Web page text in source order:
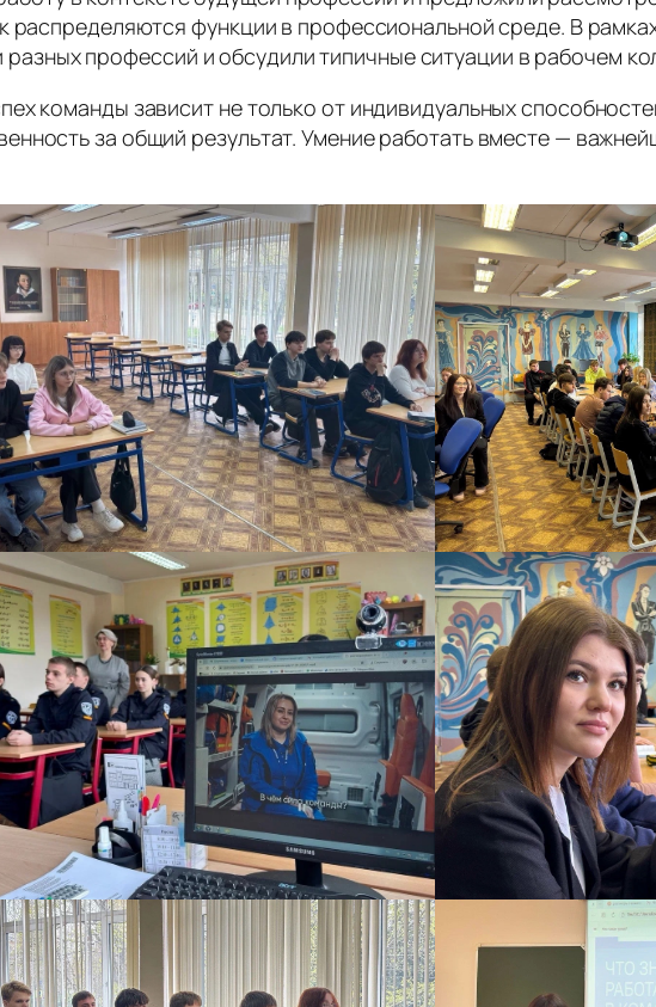
функции в профессиональной среде. В
профессий и обсудили типичные ситуации в рабочем
команды зависит не только от индивидуальных
за общий результат. Умение работать вместе —